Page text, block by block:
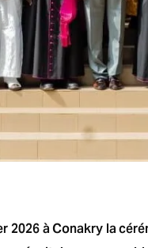
2026 à Conakry la